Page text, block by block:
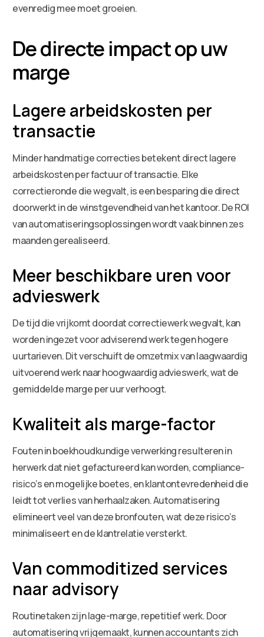
evenredig mee moet groeien.
De directe impact op uw
marge
Lagere arbeidskosten per
transactie
Minder handmatige correcties betekent direct lagere
arbeidskosten per factuur of transactie. Elke
correctieronde die wegvalt, is een besparing die direct
doorwerkt in de winstgevendheid van het kantoor. De ROI
van automatiseringsoplossingen wordt vaak binnen zes
maanden gerealiseerd.
Meer beschikbare uren voor
advieswerk
De tijd die vrijkomt doordat correctiewerk wegvalt, kan
worden ingezet voor adviserend werk tegen hogere
uurtarieven. Dit verschuift de omzetmix van laagwaardig
uitvoerend werk naar hoogwaardig advieswerk, wat de
gemiddelde marge per uur verhoogt.
Kwaliteit als marge-factor
Fouten in boekhoudkundige verwerking resulteren in
herwerk dat niet gefactureerd kan worden, compliance-
risico’s en mogelijke boetes, en klantontevredenheid die
leidt tot verlies van herhaalzaken. Automatisering
elimineert veel van deze bronfouten, wat deze risico’s
minimaliseert en de klantrelatie versterkt.
Van commoditized services
naar advisory
Routinetaken zijn lage-marge, repetitief werk. Door
automatisering vrijgemaakt, kunnen accountants zich